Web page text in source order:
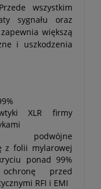
wszystkim
sygnału oraz
większą
i uszkodzenia
XLR firmy
podwójne
z folii mylarowej
ponad 99%
przed
RFI i EMI